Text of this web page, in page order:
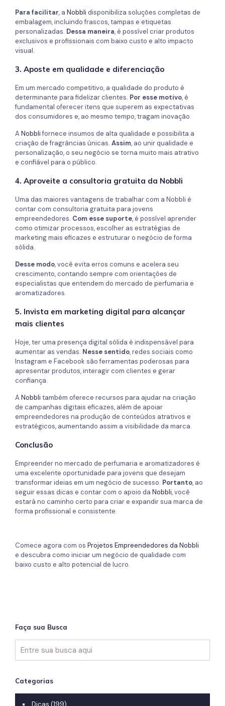
Para facilitar, a Nobbli disponibiliza soluções completas de
embalagem, incluindo frascos, tampas e etiquetas
personalizadas. Dessa maneira, é possível criar produtos
exclusivos e profissionais com baixo custo e alto impacto
visual.
3. Aposte em qualidade e diferenciação
Em um mercado competitivo, a qualidade do produto é
determinante para fidelizar clientes. Por esse motivo, é
fundamental oferecer itens que superem as expectativas
dos consumidores e, ao mesmo tempo, tragam inovação.
A Nobblifornece insumos de alta qualidade e possibilita a
criação de fragrâncias únicas. Assim, ao unir qualidade e
personalização, o seu negócio se torna muito mais atrativo
e confiável para o público.
4. Aproveite a consultoria gratuita da Nobbli
Uma das maiores vantagens de trabalhar com a Nobbli é
contar com consultoria gratuita para jovens
empreendedores. Com esse suporte, é possível aprender
como otimizar processos, escolher as estratégias de
marketing mais eficazes e estruturar o negócio de forma
sólida.
Desse modo, você evita erros comuns e acelera seu
crescimento, contando sempre com orientações de
especialistas que entendem do mercado de perfumaria e
aromatizadores.
5. Invista em marketing digital para alcançar
mais clientes
Hoje, ter uma presença digital sólida é indispensável para
aumentar as vendas. Nesse sentido, redes sociais como
Instagram e Facebook são ferramentas poderosas para
apresentar produtos, interagir com clientes e gerar
confiança.
A Nobbli também oferece recursos para ajudar na criação
de campanhas digitais eficazes, além de apoiar
empreendedores na produção de conteúdos atrativos e
estratégicos, aumentando assim a visibilidade da marca.
Conclusão
Empreender no mercado de perfumaria e aromatizadores é
uma excelente oportunidade para jovens que desejam
transformar ideias em um negócio de sucesso. Portanto, ao
seguir essas dicas e contar com o apoio da Nobbli, você
estará no caminho certo para criar e expandir sua marca de
forma profissional e consistente.
Comece agora com os Projetos Empreendedores da Nobbli
e descubra como iniciar um negócio de qualidade com
baixo custo e alto potencial de lucro.
Faça sua Busca
Categorias
Dicas (199)